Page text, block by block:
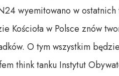
wyemitowano w
Kościoła w Polsce znów
O tym wszystkim
think tanku Instytut